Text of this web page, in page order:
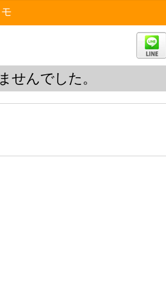
せんでした。